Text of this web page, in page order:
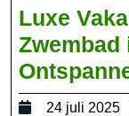
Luxe
Zwembad
24 juli 2025